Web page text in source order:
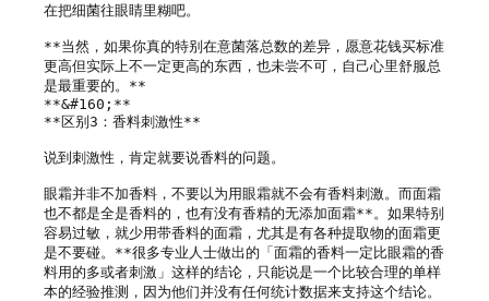
在把细菌往眼睛里糊吧。
**当然，如果你真的特别在意菌落总数的差异，愿意花钱买标准
更高但实际上不一定更高的东西，也未尝不可，自己心里舒服总
是最重要的。**
**&#160;**
**区别3：香料刺激性**
说到刺激性，肯定就要说香料的问题。
眼霜并非不加香料，不要以为用眼霜就不会有香料刺激。而面霜
也不都是全是香料的，也有没有香精的无添加面霜**。如果特别
容易过敏，就少用带香料的面霜，尤其是有各种提取物的面霜更
是不要碰。**很多专业人士做出的「面霜的香料一定比眼霜的香
料用的多或者刺激」这样的结论，只能说是一个比较合理的单样
本的经验推测，因为他们并没有任何统计数据来支持这个结论。